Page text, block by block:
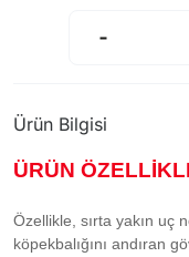
Ürün Bilgisi
ÜRÜN
Özellikle, sırta yakın uç
köpekbalığını andıran